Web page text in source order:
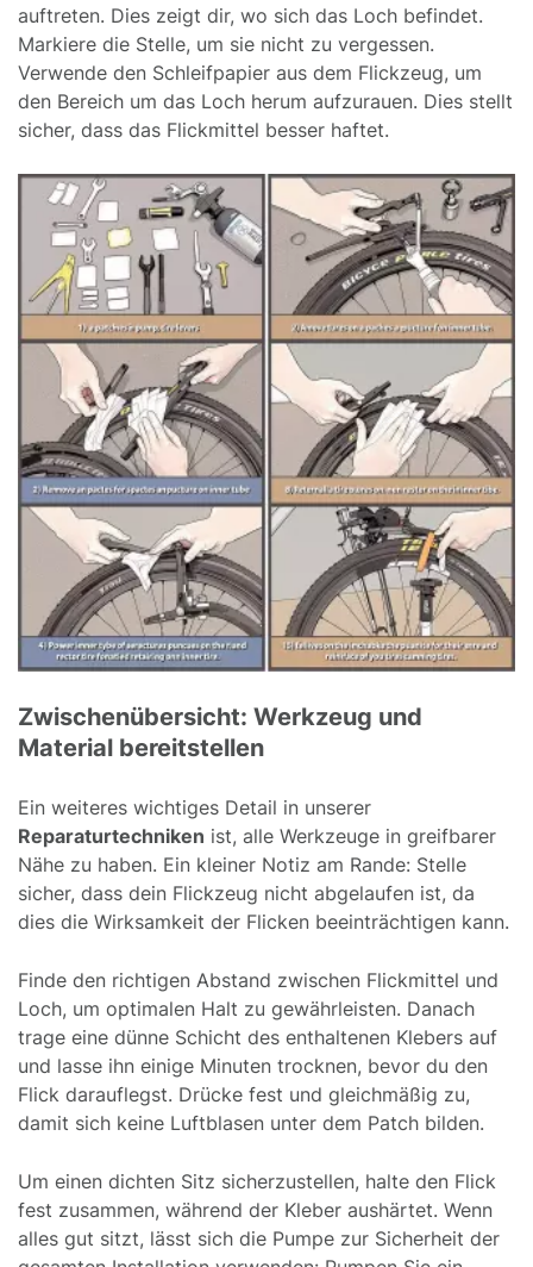
auftreten. Dies zeigt dir, wo sich das Loch befindet.
Markiere die Stelle, um sie nicht zu vergessen.
Verwende den Schleifpapier aus dem Flickzeug, um
den Bereich um das Loch herum aufzurauen. Dies stellt
sicher, dass das Flickmittel besser haftet.
Zwischenübersicht: Werkzeug und
Material bereitstellen
Ein weiteres wichtiges Detail in unserer
Reparaturtechniken ist, alle Werkzeuge in greifbarer
Nähe zu haben. Ein kleiner Notiz am Rande: Stelle
sicher, dass dein Flickzeug nicht abgelaufen ist, da
dies die Wirksamkeit der Flicken beeinträchtigen kann.
Finde den richtigen Abstand zwischen Flickmittel und
Loch, um optimalen Halt zu gewährleisten. Danach
trage eine dünne Schicht des enthaltenen Klebers auf
und lasse ihn einige Minuten trocknen, bevor du den
Flick darauflegst. Drücke fest und gleichmäßig zu,
damit sich keine Luftblasen unter dem Patch bilden.
Um einen dichten Sitz sicherzustellen, halte den Flick
fest zusammen, während der Kleber aushärtet. Wenn
alles gut sitzt, lässt sich die Pumpe zur Sicherheit der